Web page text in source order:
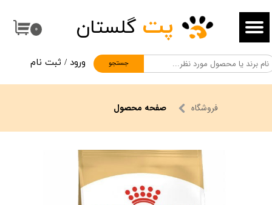
۰
جستجو
پت گلستان
ورود / ثبت نام
حساب کاربری من
تغییر گذر واژه
سفارشات
خروج از حساب کاربری
فروشگاه صفحه محصول